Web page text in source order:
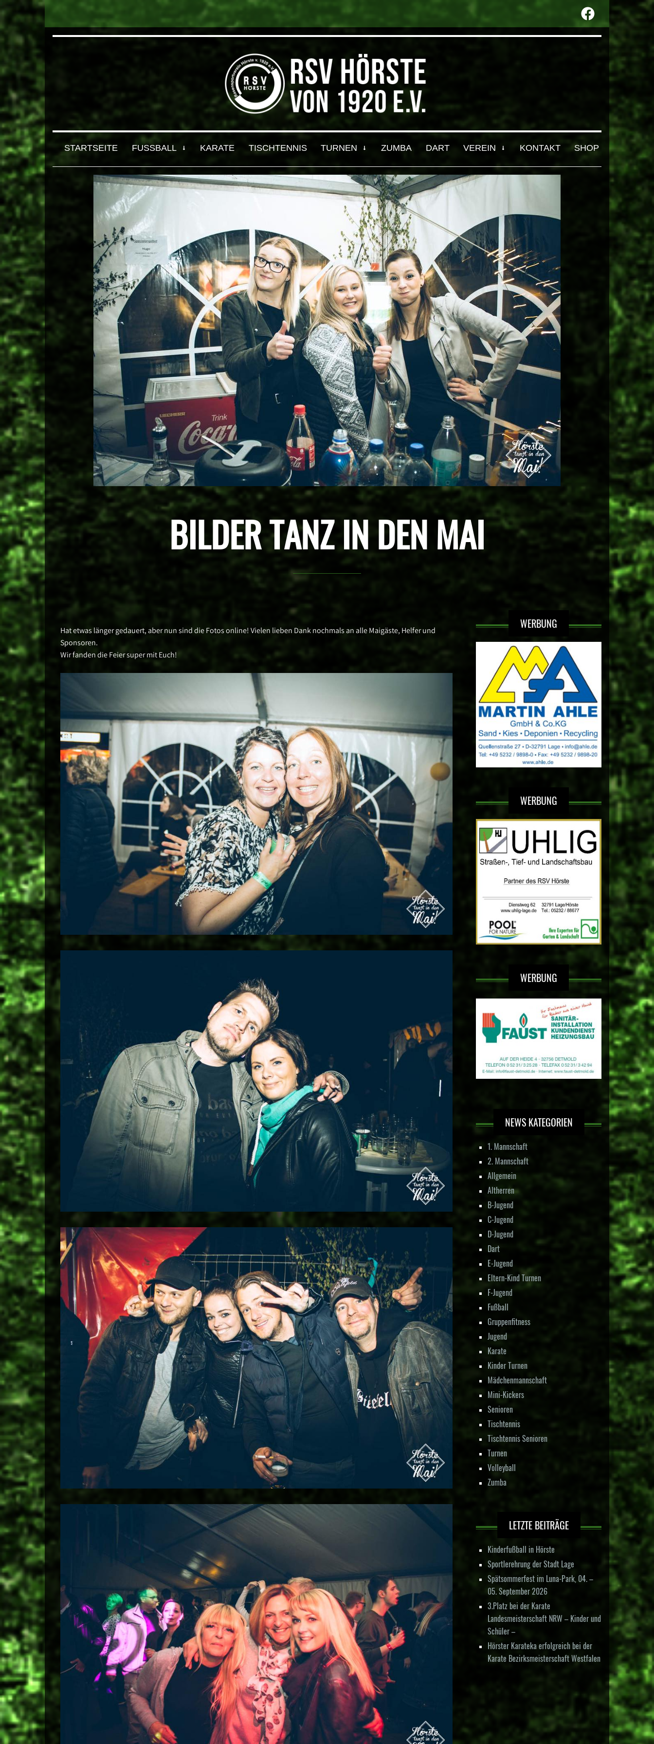
STARTSEITE FUSSBALL KARATE TISCHTENNIS TURNEN ZUMBA DART VEREIN KONTAKT SHOP
BILDER TANZ IN DEN MAI
Hat etwas länger gedauert, aber nun sind die Fotos online! Vielen lieben Dank nochmals an alle Maigäste, Helfer und
Sponsoren.
Wir fanden die Feier super mit Euch!
WERBUNG
WERBUNG
WERBUNG
NEWS KATEGORIEN
1. Mannschaft
2. Mannschaft
Allgemein
Altherren
B-Jugend
C-Jugend
D-Jugend
Dart
E-Jugend
Eltern-Kind Turnen
F-Jugend
Fußball
Gruppenfitness
Jugend
Karate
Kinder Turnen
Mädchenmannschaft
Mini-Kickers
Senioren
Tischtennis
Tischtennis Senioren
Turnen
Volleyball
Zumba
LETZTE BEITRÄGE
Kinderfußball in Hörste
Sportlerehrung der Stadt Lage
Spätsommerfest im Luna-Park, 04. –
05. September 2026
3.Platz bei der Karate
Landesmeisterschaft NRW – Kinder und
Schüler –
Hörster Karateka erfolgreich bei der
Karate Bezirksmeisterschaft Westfalen